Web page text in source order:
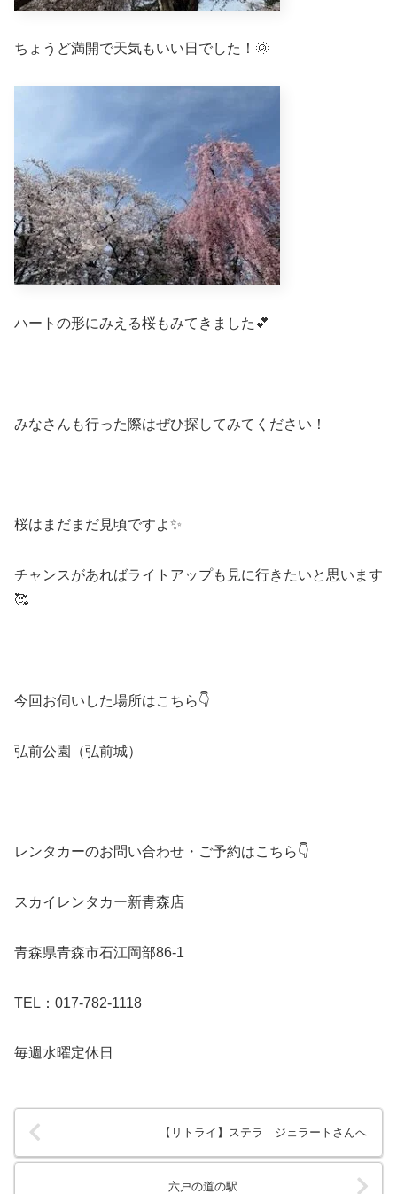
ちょうど満開で天気もいい日でした！🌞
ハートの形にみえる桜もみてきました💕
みなさんも行った際はぜひ探してみてください！
桜はまだまだ見頃ですよ✨
チャンスがあればライトアップも見に行きたいと思います
🥰
今回お伺いした場所はこちら👇
弘前公園（弘前城）
レンタカーのお問い合わせ・ご予約はこちら👇
スカイレンタカー新青森店
青森県青森市石江岡部86-1
TEL：017-782-1118
毎週水曜定休日
【リトライ】ステラ ジェラートさんへ
六戸の道の駅